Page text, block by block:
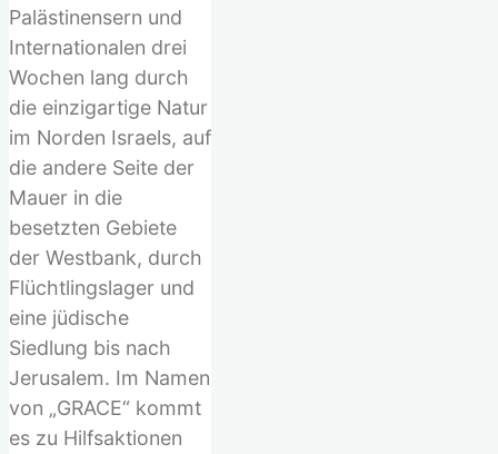
Palästinensern und
Internationalen drei
Wochen lang durch
die einzigartige Natur
im Norden Israels, auf
die andere Seite der
Mauer in die
besetzten Gebiete
der Westbank, durch
Flüchtlingslager und
eine jüdische
Siedlung bis nach
Jerusalem. Im Namen
von „GRACE“ kommt
es zu Hilfsaktionen